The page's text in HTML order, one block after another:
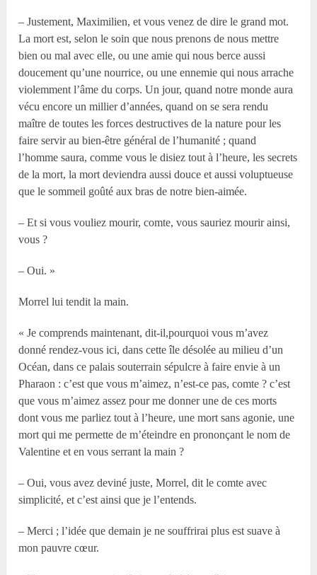
– Justement, Maximilien, et vous venez de dire le grand mot.
La mort est, selon le soin que nous prenons de nous mettre
bien ou mal avec elle, ou une amie qui nous berce aussi
doucement qu’une nourrice, ou une ennemie qui nous arrache
violemment l’âme du corps. Un jour, quand notre monde aura
vécu encore un millier d’années, quand on se sera rendu
maître de toutes les forces destructives de la nature pour les
faire servir au bien-être général de l’humanité ; quand
l’homme saura, comme vous le disiez tout à l’heure, les secrets
de la mort, la mort deviendra aussi douce et aussi voluptueuse
que le sommeil goûté aux bras de notre bien-aimée.
– Et si vous vouliez mourir, comte, vous sauriez mourir ainsi,
vous ?
– Oui. »
Morrel lui tendit la main.
« Je comprends maintenant, dit-il,pourquoi vous m’avez
donné rendez-vous ici, dans cette île désolée au milieu d’un
Océan, dans ce palais souterrain sépulcre à faire envie à un
Pharaon : c’est que vous m’aimez, n’est-ce pas, comte ? c’est
que vous m’aimez assez pour me donner une de ces morts
dont vous me parliez tout à l’heure, une mort sans agonie, une
mort qui me permette de m’éteindre en prononçant le nom de
Valentine et en vous serrant la main ?
– Oui, vous avez deviné juste, Morrel, dit le comte avec
simplicité, et c’est ainsi que je l’entends.
– Merci ; l’idée que demain je ne souffrirai plus est suave à
mon pauvre cœur.